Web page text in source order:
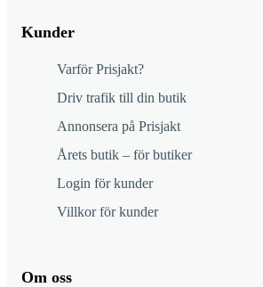
Kunder
Varför Prisjakt?
Driv trafik till din butik
Annonsera på Prisjakt
Årets butik – för butiker
Login för kunder
Villkor för kunder
Om oss